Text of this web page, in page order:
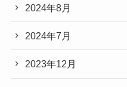
2024年8月
2024年7月
2023年12月